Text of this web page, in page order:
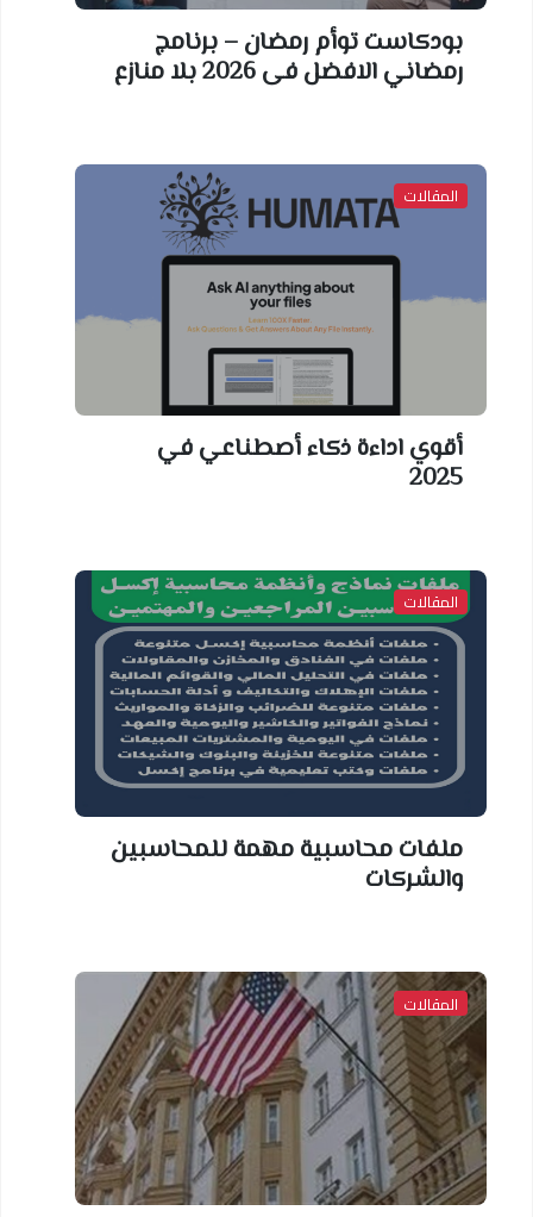
بودكاست توأم رمضان – برنامج
رمضاني الافضل فى 2026 بلا منازع
المقالات
أقوي اداءة ذكاء أصطناعي في
2025
المقالات
ملفات محاسبية مهمة للمحاسبين
والشركات
المقالات